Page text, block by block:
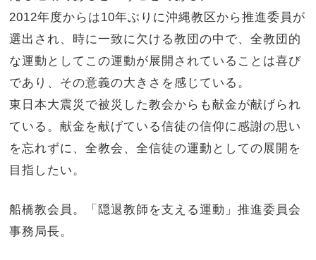
2012年度からは10年ぶりに沖縄教区から推進委員が
選出され、時に一致に欠ける教団の中で、全教団的
な運動としてこの運動が展開されていることは喜び
であり、その意義の大きさを感じている。
東日本大震災で被災した教会からも献金が献げられ
ている。献金を献げている信徒の信仰に感謝の思い
を忘れずに、全教会、全信徒の運動としての展開を
目指したい。
船橋教会員。「隠退教師を支える運動」推進委員会
事務局長。